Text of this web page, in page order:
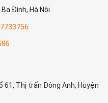
Đình, Hà Nội
61, Thị trấn Đông Anh, Huyện